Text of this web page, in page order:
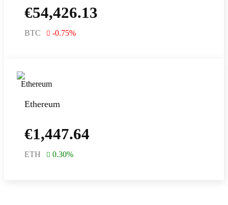
€54,426.13
BTC -0.75%
Ethereum
€1,447.64
ETH 0.30%